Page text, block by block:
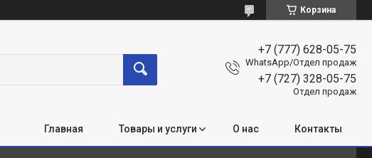
Корзина
+7 (777) 628-05-75
WhatsApp/Отдел продаж
+7 (727) 328-05-75
Отдел продаж
Главная Товары и услуги О нас Контакты